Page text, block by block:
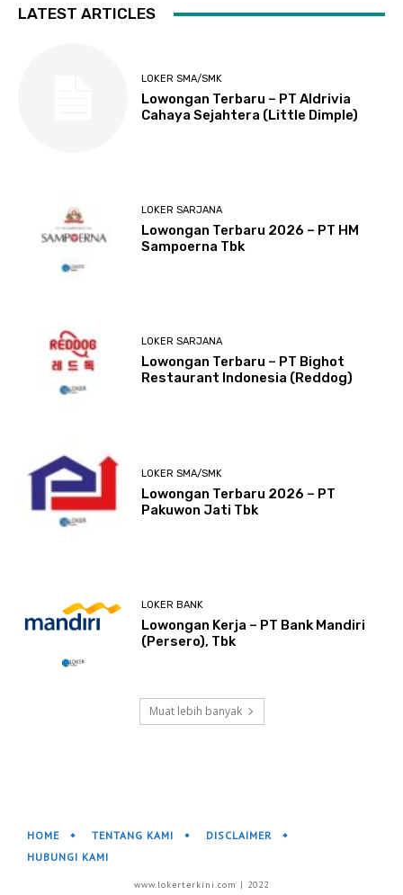
LATEST ARTICLES
LOKER SMA/SMK
Lowongan Terbaru – PT Aldrivia
Cahaya Sejahtera (Little Dimple)
LOKER SARJANA
Lowongan Terbaru 2026 – PT HM
Sampoerna Tbk
LOKER SARJANA
Lowongan Terbaru – PT Bighot
Restaurant Indonesia (Reddog)
LOKER SMA/SMK
Lowongan Terbaru 2026 – PT
Pakuwon Jati Tbk
LOKER BANK
Lowongan Kerja – PT Bank Mandiri
(Persero), Tbk
Muat lebih banyak
HOME TENTANG KAMI
DISCLAIMER
HUBUNGI KAMI
www.lokerterkini.com | 2022